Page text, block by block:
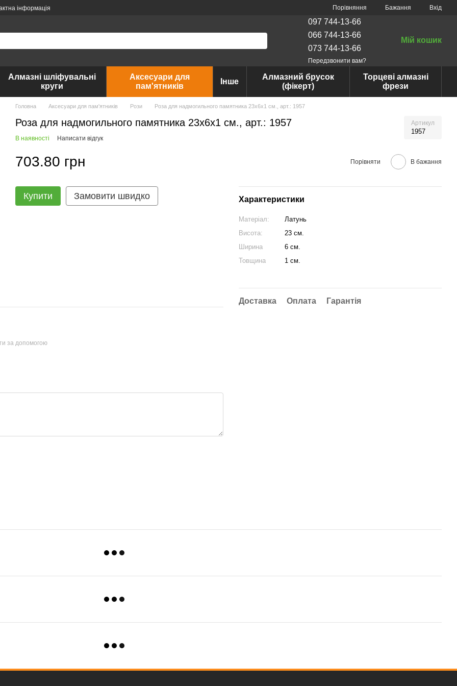
інформація Порівняння Бажання Вхід
097 744-13-66
066 744-13-66
073 744-13-66
Передзвонити вам?
Мій кошик
Алмазні шліфувальні
круги
Аксесуари для
пам'ятників
Інше
Алмазний брусок
(фікерт)
Торцеві алмазні
фрези
Головна Аксесуари для пам'ятників Рози Роза для надмогильного памятника 23х6x1 см., арт.: 1957
Роза для надмогильного памятника 23х6x1 см., арт.: 1957 Артикул
1957
В наявності Написати відгук
703.80 грн Порівняти В бажання
Купити Замовити швидко Характеристики
Матеріал:
Латунь
Висота:
23 см.
Ширина
6 см.
Товщина
1 см.
Доставка Оплата Гарантія
за допомогою